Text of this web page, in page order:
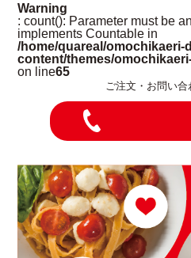
Warning
: count(): Parameter must be
implements Countable in
/home/quareal/
content/themes/
on line65
ご注文・お問い